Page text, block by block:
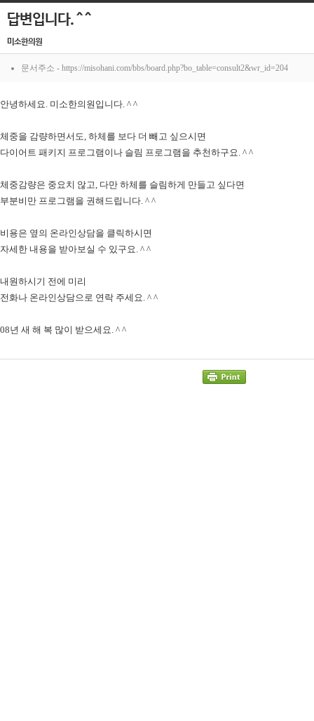
답변입니다. ^ ^
미소한의원
문서주소 - https://misohani.com/bbs/board.php?bo_table=consult2&wr_id=204
안녕하세요. 미소한의원입니다. ^ ^
체중을 감량하면서도, 하체를 보다 더 빼고 싶으시면
다이어트 패키지 프로그램이나 슬림 프로그램을 추천하구요. ^ ^
체중감량은 중요치 않고, 다만 하체를 슬림하게 만들고 싶다면
부분비만 프로그램을 권해드립니다. ^ ^
비용은 옆의 온라인상담을 클릭하시면
자세한 내용을 받아보실 수 있구요. ^ ^
내원하시기 전에 미리
전화나 온라인상담으로 연락 주세요. ^ ^
08년 새 해 복 많이 받으세요. ^ ^